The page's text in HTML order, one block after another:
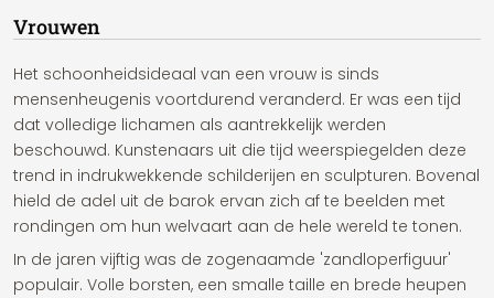
Vrouwen
Het schoonheidsideaal van een vrouw is sinds
mensenheugenis voortdurend veranderd. Er was een tijd
dat volledige lichamen als aantrekkelijk werden
beschouwd. Kunstenaars uit die tijd weerspiegelden deze
trend in indrukwekkende schilderijen en sculpturen. Bovenal
hield de adel uit de barok ervan zich af te beelden met
rondingen om hun welvaart aan de hele wereld te tonen.
In de jaren vijftig was de zogenaamde 'zandloperfiguur'
populair. Volle borsten, een smalle taille en brede heupen